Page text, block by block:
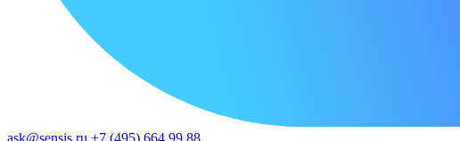
ask@sensis.ru +7 (495) 664 99 88